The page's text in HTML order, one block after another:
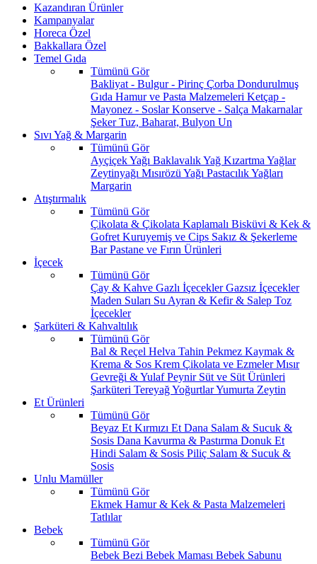
Kazandıran Ürünler
Kampanyalar
Horeca Özel
Bakkallara Özel
Temel Gıda
Tümünü Gör
Bakliyat - Bulgur - Pirinç Çorba Dondurulmuş
Gıda Hamur ve Pasta Malzemeleri Ketçap -
Mayonez - SoslarKonserve - Salça Makarnalar
ŞekerTuz, Baharat, Bulyon Un
Sıvı Yağ & Margarin
Tümünü Gör
Ayçiçek Yağı Baklavalık Yağ Kızartma Yağlar
Zeytinyağı Mısırözü Yağı Pastacılık Yağları
Margarin
Atıştırmalık
Tümünü Gör
Çikolata & Çikolata Kaplamalı Bisküvi & Kek &
Gofret Kuruyemiş ve Cips Sakız & Şekerleme
BarPastane ve Fırın Ürünleri
İçecek
Tümünü Gör
Çay & Kahve Gazlı İçeceklerGazsız İçecekler
Maden Suları Su Ayran & Kefir & Salep Toz
İçecekler
Şarküteri & Kahvaltılık
Tümünü Gör
Bal & Reçel Helva Tahin Pekmez Kaymak &
Krema & Sos Krem Çikolata ve EzmelerMısır
Gevreği & YulafPeynir Süt ve Süt Ürünleri
Şarküteri TereyağYoğurtlarYumurta Zeytin
Et Ürünleri
Tümünü Gör
Beyaz Et Kırmızı Et Dana Salam & Sucuk &
Sosis Dana Kavurma & Pastırma Donuk Et
Hindi Salam & Sosis Piliç Salam & Sucuk &
Sosis
Unlu Mamüller
Tümünü Gör
Ekmek Hamur & Kek & Pasta Malzemeleri
Tatlılar
Bebek
Tümünü Gör
Bebek Bezi Bebek Maması Bebek Sabunu